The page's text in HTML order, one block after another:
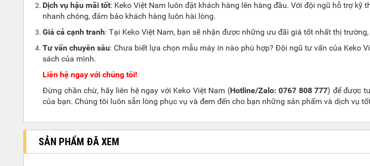
Dịch vụ hậu mãi tốt: Keko Việt Nam luôn đặt khách hàng lên hàng đầu. Với đội ngũ hỗ trợ
nhanh chóng, đảm bảo khách hàng luôn hài lòng.
Giá cả cạnh tranh: Tại Keko Việt Nam, bạn sẽ nhận được những ưu đãi giá tốt nhất thị
Tư vấn chuyên sâu: Chưa biết lựa chọn mẫu máy in nào phù hợp? Đội ngũ tư vấn của Keko
sách của mình.
Liên hệ ngay với chúng tôi!
Đừng chần chừ, hãy liên hệ ngay với Keko Việt Nam (Hotline/Zalo: 0767 808 777) để được
của bạn. Chúng tôi luôn sẵn lòng phục vụ và đem đến cho bạn những sản phẩm và dịch vụ
SẢN PHẨM ĐÃ XEM